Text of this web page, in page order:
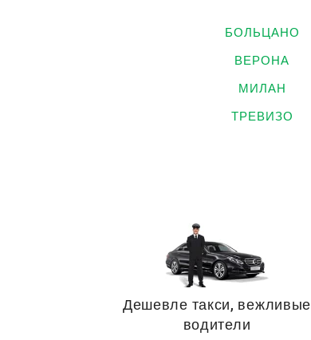
БОЛЬЦАНО
ВЕРОНА
МИЛАН
ТРЕВИЗО
Дешевле такси, вежливые
водители